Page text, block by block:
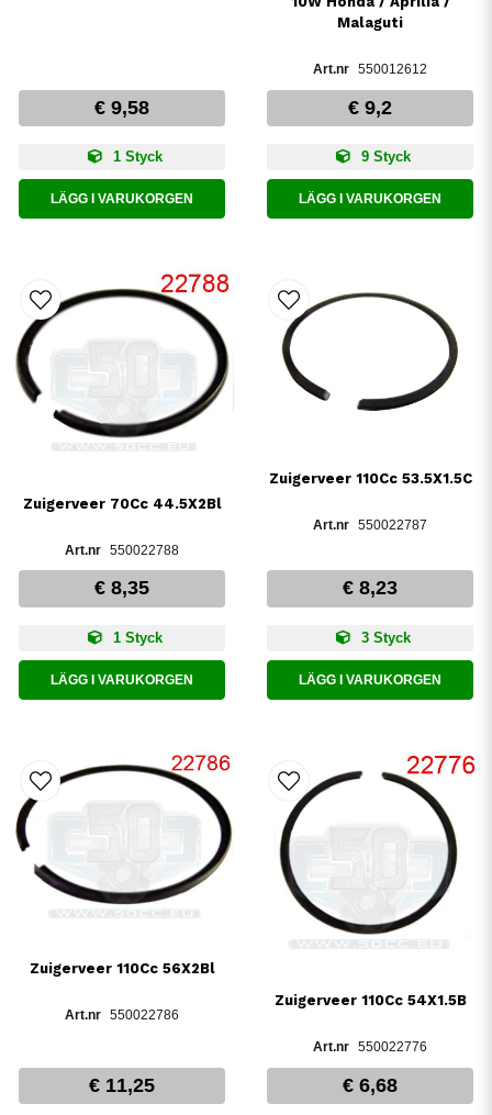
€ 9,58
1 Styck
LÄGG I VARUKORGEN
Malaguti
550012612
€ 9,2
9 Styck
LÄGG I VARUKORGEN
Zuigerveer 70Cc 44.5X2Bl
550022788
€ 8,35
1 Styck
LÄGG I VARUKORGEN
Zuigerveer 110Cc 53.5X1.5C
550022787
€ 8,23
3 Styck
LÄGG I VARUKORGEN
Zuigerveer 110Cc 56X2Bl
550022786
€ 11,25
Zuigerveer 110Cc 54X1.5B
550022776
€ 6,68